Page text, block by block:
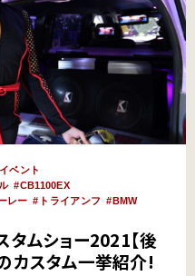
ベント
CB1100EX
レー トライアンフ
BMW
タムショー2021【後
カスタム一挙紹介!